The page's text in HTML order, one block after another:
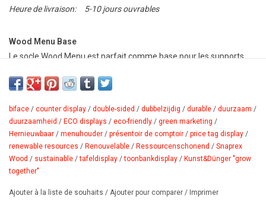
Heure de livraison:
5-10 jours ouvrables
Wood Menu Base
Le socle Wood Menu est parfait comme base pour les supports
pour les imprimés sur carton de 3 mm d'épaisseur. Le Wood Menu
comptoirs, les informations , les menus et les étiquettes de prix
dans les hôtels, les restaurants et les magasins.
La base en bois massif est fabriquée à partir de bois de hêtre
européen certifié FSC provenant de forêts gérées de manière
responsable dans la région du Trentin-Haut-Adige en Italie.
biface / counter display / double-sided / dubbelzijdig / durable / duurzaam /
duurzaamheid / ECO displays / eco-friendly / green marketing /
Hernieuwbaar / menuhouder / présentoir de comptoir / price tag display /
renewable resources / Renouvelable / Ressour­censchonend / Snaprex
Wood / sustainable /tafeldisplay /toonbankdisplay / Kunst&Dünger "grow
together"
Ajouter à la liste de souhaits / Ajouter pour comparer / Imprimer